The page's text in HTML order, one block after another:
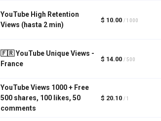
YouTube High Retention
Views (hasta 2 min)
$ 10.00 / 1000
🇫🇷 YouTube Unique Views -
France
$ 14.00 / 500
YouTube Views 1000 + Free
500 shares, 100 likes, 50
comments
$ 20.10 / 1